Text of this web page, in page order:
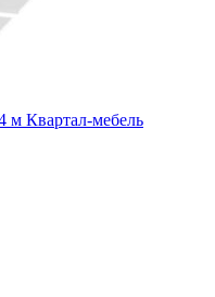
Квартал-мебель